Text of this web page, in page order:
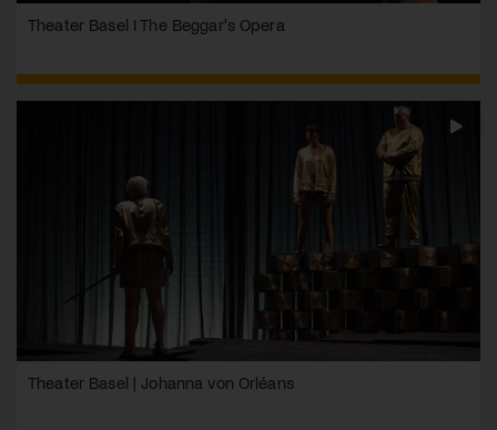
Theater Basel I The Beggar's Opera
Theater Basel | Johanna von Orléans